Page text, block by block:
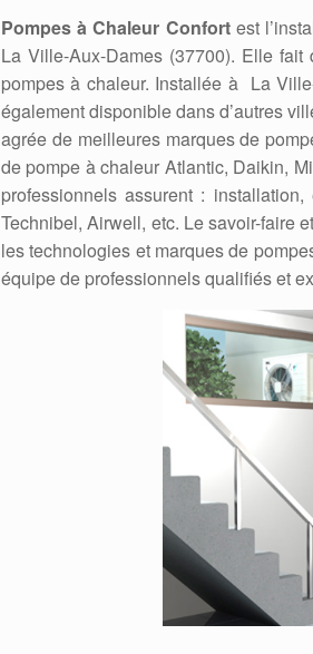
Pompes à Chaleur Confortest
La Ville-Aux-Dames (37700). Elle
pompes à chaleur. Installée à La
également disponible dans d’autres
agrée de meilleures marques de
de pompe à chaleur Atlantic, Daikin,
professionnels assurent :
Technibel, Airwell, etc. Le savoir-faire
les technologies et marques de
équipe de professionnels qualifiés et